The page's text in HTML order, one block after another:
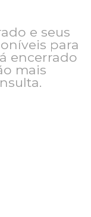
e seus
para
encerrado
mais